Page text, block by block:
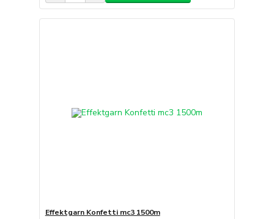
Effektgarn Konfetti mc3 1500m